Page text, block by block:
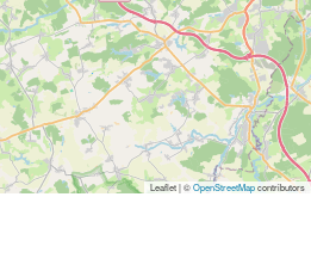
Leaflet | ©OpenStreetMapcontributors